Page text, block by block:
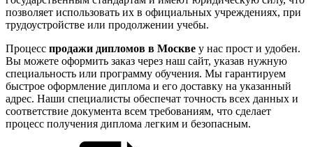
позволяет использовать их в официальных учреждениях, при
трудоустройстве или продолжении учебы.
Процесс продажи дипломов в Москве у нас прост и удобен.
Вы можете оформить заказ через наш сайт, указав нужную
специальность или программу обучения. Мы гарантируем
быстрое оформление диплома и его доставку на указанный
адрес. Наши специалисты обеспечат точность всех данных и
соответствие документа всем требованиям, что сделает
процесс получения диплома легким и безопасным.